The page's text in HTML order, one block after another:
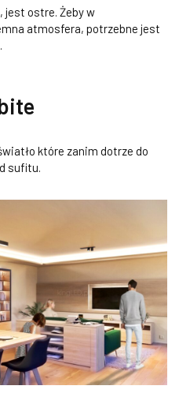
jest ostre. Żeby w
atmosfera, potrzebne jest
które zanim dotrze do
sufitu.